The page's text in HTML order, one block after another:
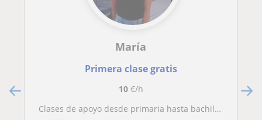
María
Primera clase gratis
10€/h
Clases de apoyo desde primaria hasta bachiller (incluidas preparación de las PAU)